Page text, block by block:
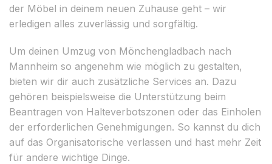
der Möbel in deinem neuen Zuhause geht – wir
erledigen alles zuverlässig und sorgfältig.
Um deinen Umzug von Mönchengladbach nach
Mannheim so angenehm wie möglich zu gestalten,
bieten wir dir auch zusätzliche Services an. Dazu
gehören beispielsweise die Unterstützung beim
Beantragen von Halteverbotszonen oder das Einholen
der erforderlichen Genehmigungen. So kannst du dich
auf das Organisatorische verlassen und hast mehr Zeit
für andere wichtige Dinge.